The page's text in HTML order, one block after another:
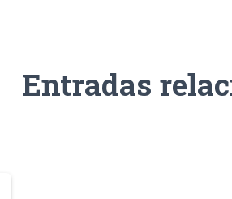
Entradas